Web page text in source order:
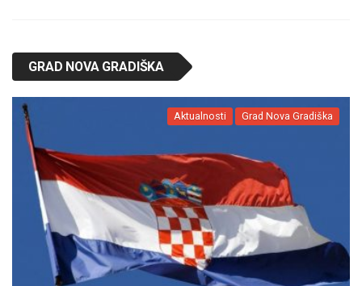
GRAD NOVA GRADIŠKA
Aktualnosti Grad Nova Gradiška